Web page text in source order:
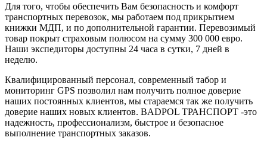
Для того, чтобы обеспечить Вам безопасность и комфорт
транспортных перевозок, мы работаем под прикрытием
книжки МДП, и по дополнительной гарантии. Перевозимый
товар покрыт страxовым полюсом на сумму 300 000 евро.
Наши экспедиторы доступны 24 часа в сутки, 7 дней в
неделю.
Квалифицированный персонал, современный табор и
мониторинг GPS позволил нам получить полное доверие
наших постоянныx клиентов, мы стараемся так же получить
доверие нашиx новыx клиентов. BADPOL ТРАНСПОРТ -это
надежность, профессионализм, быстрое и безопасное
выполнение транспортныx заказов.